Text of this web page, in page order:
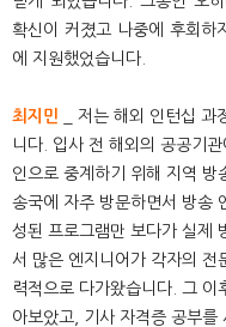
확신이 커졌고 나중에 후회하
에 지원했었습니다.
최지민 _ 저는 해외 인턴십 과
니다. 입사 전 해외의 공공기
인으로 중계하기 위해 지역 방
송국에 자주 방문하면서 방송
성된 프로그램만 보다가 실제
서 많은 엔지니어가 각자의 전
력적으로 다가왔습니다. 그
아보았고, 기사 자격증 공부를